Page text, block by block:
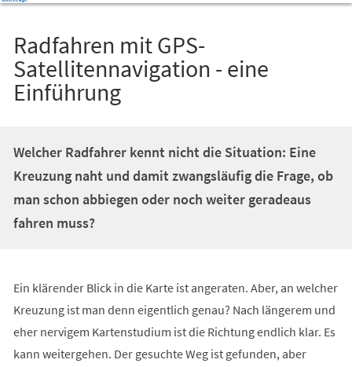
Radfahren mit GPS-
Satellitennavigation - eine
Einführung
Welcher Radfahrer kennt nicht die Situation: Eine
Kreuzung naht und damit zwangsläufig die Frage, ob
man schon abbiegen oder noch weiter geradeaus
fahren muss?
Ein klärender Blick in die Karte ist angeraten. Aber, an welcher
Kreuzung ist man denn eigentlich genau? Nach längerem und
eher nervigem Kartenstudium ist die Richtung endlich klar. Es
kann weitergehen. Der gesuchte Weg ist gefunden, aber